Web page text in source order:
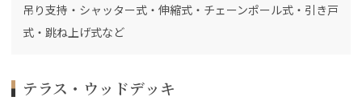
吊り支持・シャッター式・伸縮式・チェーンポール式・引き戸
式・跳ね上げ式など
テラス・ウッドデッキ